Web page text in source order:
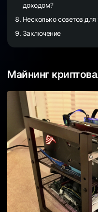
доходом?
Несколько советов
Заключение
Майнинг